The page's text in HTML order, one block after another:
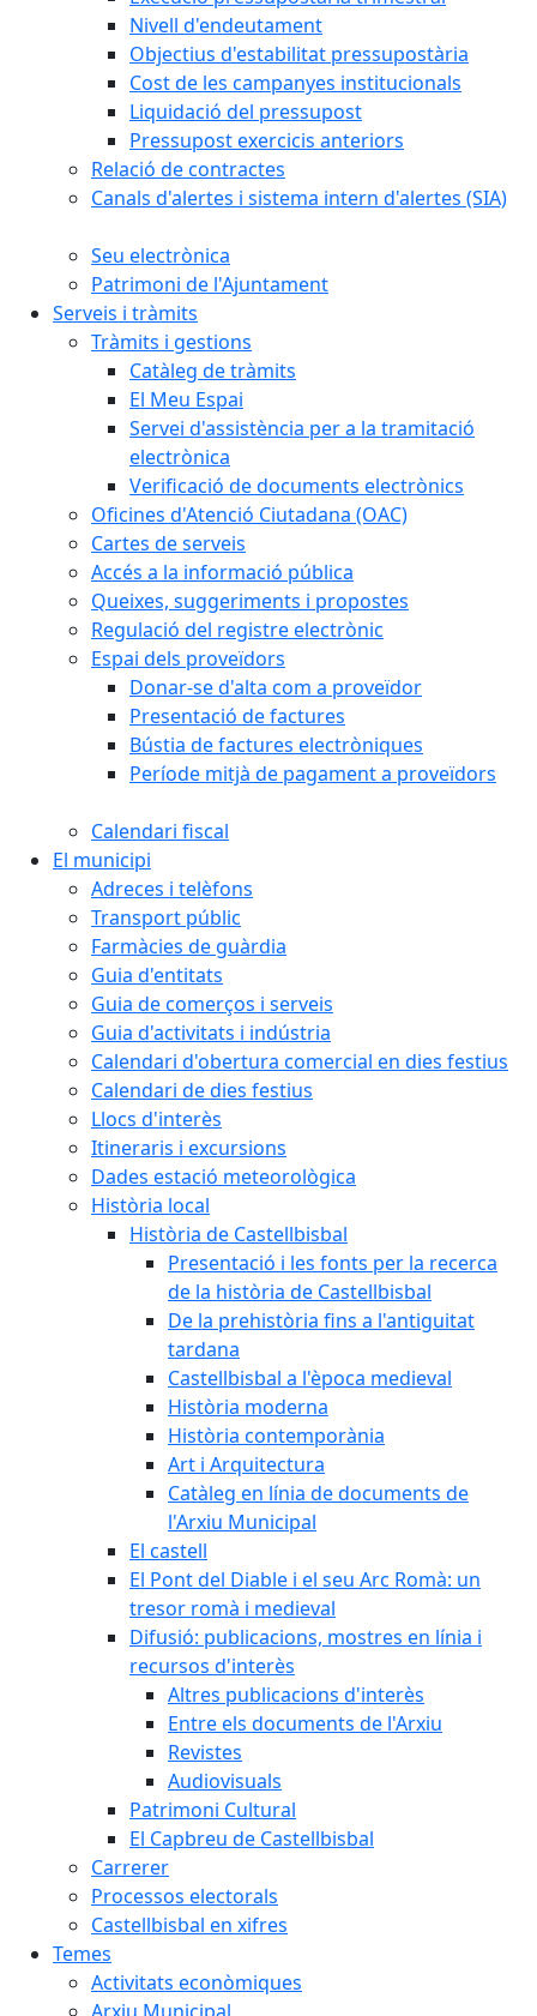
Nivell d'endeutament
Objectius d'estabilitat pressupostària
Cost de les campanyes institucionals
Liquidació del pressupost
Pressupost exercicis anteriors
Relació de contractes
Canals d'alertes i sistema intern d'alertes (SIA)
Seu electrònica
Patrimoni de l'Ajuntament
Serveis i tràmits
Tràmits i gestions
Catàleg de tràmits
El Meu Espai
Servei d'assistència per a la tramitació
electrònica
Verificació de documents electrònics
Oficines d'Atenció Ciutadana (OAC)
Cartes de serveis
Accés a la informació pública
Queixes, suggeriments i propostes
Regulació del registre electrònic
Espai dels proveïdors
Donar-se d'alta com a proveïdor
Presentació de factures
Bústia de factures electròniques
Període mitjà de pagament a proveïdors
Calendari fiscal
El municipi
Adreces i telèfons
Transport públic
Farmàcies de guàrdia
Guia d'entitats
Guia de comerços i serveis
Guia d'activitats i indústria
Calendari d'obertura comercial en dies festius
Calendari de dies festius
Llocs d'interès
Itineraris i excursions
Dades estació meteorològica
Història local
Història de Castellbisbal
Presentació i les fonts per la recerca
de la història de Castellbisbal
De la prehistòria fins a l'antiguitat
tardana
Castellbisbal a l'època medieval
Història moderna
Història contemporània
Art i Arquitectura
Catàleg en línia de documents de
l'Arxiu Municipal
El castell
El Pont del Diable i el seu Arc Romà: un
tresor romà i medieval
Difusió: publicacions, mostres en línia i
recursos d'interès
Altres publicacions d'interès
Entre els documents de l'Arxiu
Revistes
Audiovisuals
Patrimoni Cultural
El Capbreu de Castellbisbal
Carrerer
Processos electorals
Castellbisbal en xifres
Temes
Activitats econòmiques